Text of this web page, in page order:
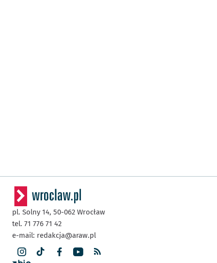
pl. Solny 14, 50-062 Wrocław
tel. 71 776 71 42
e-mail: redakcja@araw.pl